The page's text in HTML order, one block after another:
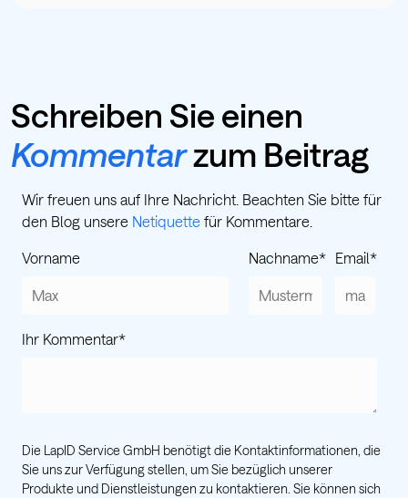
Schreiben Sie einen
Kommentarzum Beitrag
Wir freuen uns auf Ihre Nachricht. Beachten Sie bitte für
den Blog unsere Netiquette für Kommentare.
Vorname Nachname* Email*
Ihr Kommentar*
Die LapID Service GmbH benötigt die Kontaktinformationen, die
Sie uns zur Verfügung stellen, um Sie bezüglich unserer
Produkte und Dienstleistungen zu kontaktieren. Sie können sich